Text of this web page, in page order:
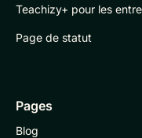
Teachizy+ pour les
Page de statut
Pages
Blog